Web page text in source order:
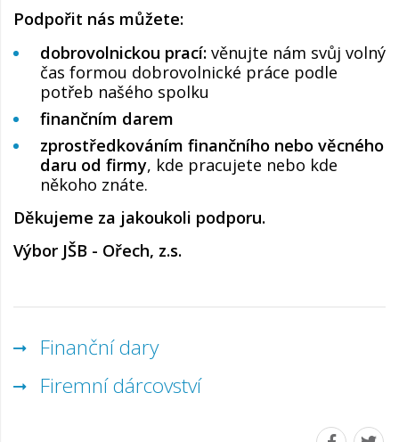
Podpořit nás můžete:
dobrovolnickou prací: věnujte nám svůj volný
čas formou dobrovolnické práce podle
potřeb našého spolku
finančním darem
zprostředkováním finančního nebo věcného
daru od firmy, kde pracujete nebo kde
někoho znáte.
Děkujeme za jakoukoli podporu.
Výbor JŠB - Ořech, z.s.
Finanční dary
Firemní dárcovství